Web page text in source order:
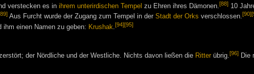
verstecken es in ihrem unterirdischen Tempel zu Ehren ihres Dämonen.[88]10
Aus Furcht wurde der Zugang zum Tempel in der Stadt der Orks verschlossen.[90]
ihm einen Namen zu geben: Krushak [94][95]
der Nördliche und der Westliche. Nichts davon ließen die Ritterübrig.[96]Die